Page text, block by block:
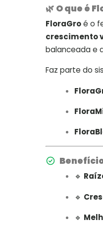
🌿 O que é
FloraGroé o
crescimento
balanceada e
Faz parte do
🔹
🔹
🔹